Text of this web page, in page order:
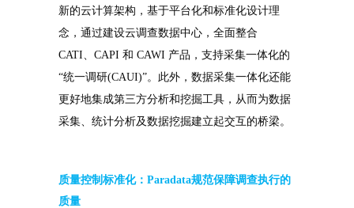
新的云计算架构，基于平台化和标准化设计理
念，通过建设云调查数据中心，全面整合
CATI、CAPI 和 CAWI 产品，支持采集一体化的
“统一调研(CAUI)”。 此外，数据采集一体化还能
更好地集成第三方分析和挖掘工具，从而为数据
采集、统计分析及数据挖掘建立起交互的桥梁。
质量控制标准化：Paradata规范保障调查执行的
质量